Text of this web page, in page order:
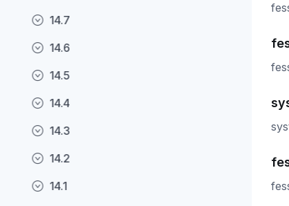
14.7
14.6
14.5
14.4
14.3
14.2
14.1